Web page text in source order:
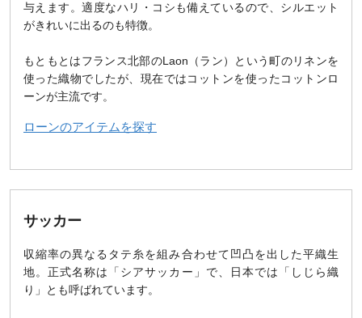
与えます。適度なハリ・コシも備えているので、シルエット
がきれいに出るのも特徴。
もともとはフランス北部のLaon（ラン）という町のリネンを
使った織物でしたが、現在ではコットンを使ったコットンロ
ーンが主流です。
ローンのアイテムを探す
サッカー
収縮率の異なるタテ糸を組み合わせて凹凸を出した平織生
地。正式名称は「シアサッカー」で、日本では「しじら織
り」とも呼ばれています。